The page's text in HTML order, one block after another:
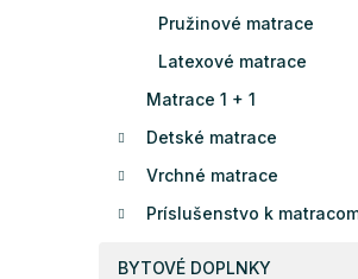
Pružinové matrace
Latexové matrace
Matrace 1 + 1
Detské matrace
Vrchné matrace
Príslušenstvo k
BYTOVÉ DOPLNKY